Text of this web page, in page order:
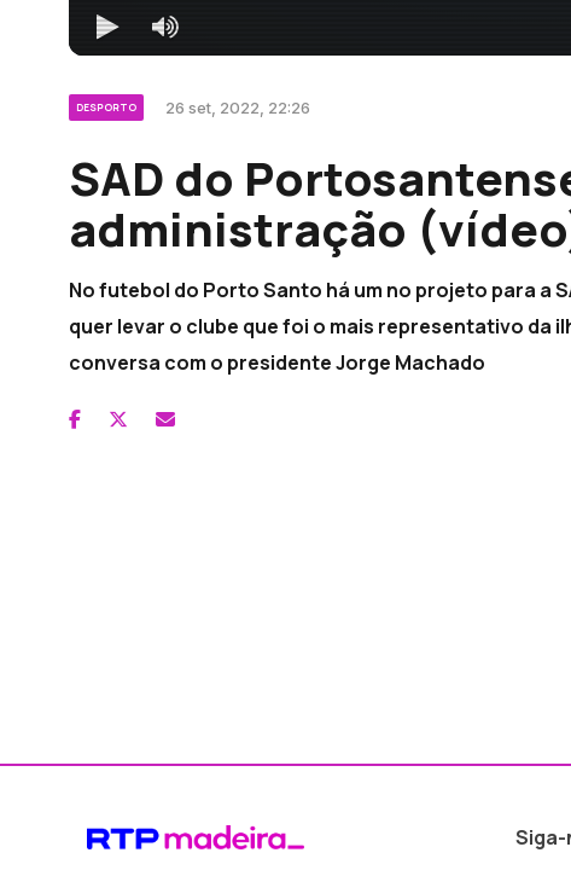
DESPORTO 26 set, 2022, 22:26
SAD do
administração
No futebol do Porto Santo há um no projeto para a
quer levar o clube que foi o mais representativo da
conversa com o presidente Jorge Machado
Siga-